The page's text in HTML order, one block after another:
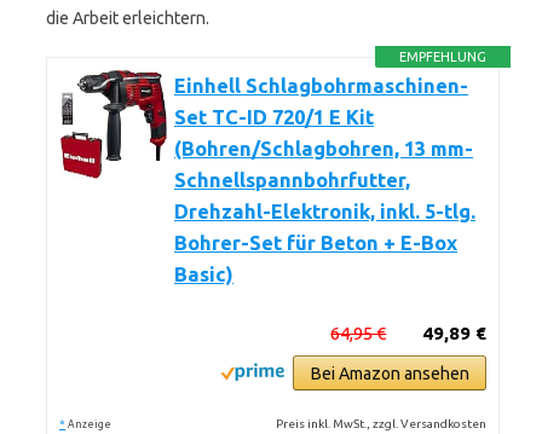
die Arbeit erleichtern.
EMPFEHLUNG
Einhell Schlagbohrmaschinen-
Set TC-ID 720/1 E Kit
(Bohren/Schlagbohren, 13 mm-
Schnellspannbohrfutter,
Drehzahl-Elektronik, inkl. 5-tlg.
Bohrer-Set für Beton + E-Box
Basic)
49,89 €
64,95 €
Bei Amazon ansehen
* Anzeige Preis inkl. MwSt., zzgl. Versandkosten